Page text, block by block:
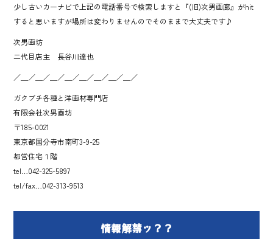
少し古いカーナビで上記の電話番号で検索しますと『(旧)次男画廊』がhit
すると思いますが場所は変わりませんのでそのままで大丈夫です♪
次男画坊
二代目店主 長谷川達也
／＿／＿／＿／＿／＿／＿／＿／＿／
ガクブチ各種と洋画材専門店
有限会社次男画坊
〒185-0021
東京都国分寺市南町3-9-25
都営住宅１階
tel…042-325-5897
tel/fax…042-313-9513
情報解禁ッ？？